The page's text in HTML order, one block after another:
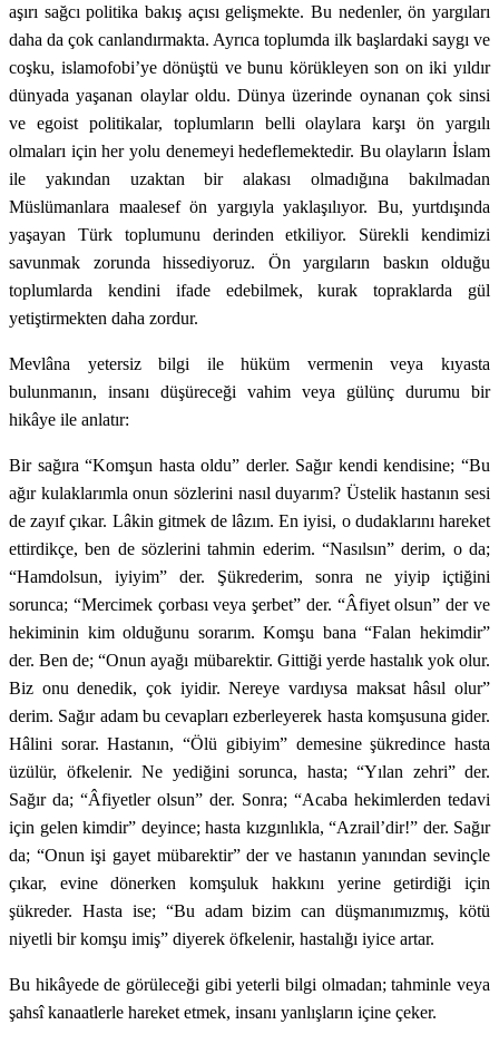
aşırı sağcı politika bakış açısı gelişmekte. Bu nedenler, ön yargıları
daha da çok canlandırmakta. Ayrıca toplumda ilk başlardaki saygı ve
coşku, islamofobi’ye dönüştü ve bunu körükleyen son on iki yıldır
dünyada yaşanan olaylar oldu. Dünya üzerinde oynanan çok sinsi
ve egoist politikalar, toplumların belli olaylara karşı ön yargılı
olmaları için her yolu denemeyi hedeflemektedir. Bu olayların İslam
ile yakından uzaktan bir alakası olmadığına bakılmadan
Müslümanlara maalesef ön yargıyla yaklaşılıyor. Bu, yurtdışında
yaşayan Türk toplumunu derinden etkiliyor. Sürekli kendimizi
savunmak zorunda hissediyoruz. Ön yargıların baskın olduğu
toplumlarda kendini ifade edebilmek, kurak topraklarda gül
yetiştirmekten daha zordur.
Mevlâna yetersiz bilgi ile hüküm vermenin veya kıyasta
bulunmanın, insanı düşüreceği vahim veya gülünç durumu bir
hikâye ile anlatır:
Bir sağıra “Komşun hasta oldu” derler. Sağır kendi kendisine; “Bu
ağır kulaklarımla onun sözlerini nasıl duyarım? Üstelik hastanın sesi
de zayıf çıkar. Lâkin gitmek de lâzım. En iyisi, o dudaklarını hareket
ettirdikçe, ben de sözlerini tahmin ederim. “Nasılsın” derim, o da;
“Hamdolsun, iyiyim” der. Şükrederim, sonra ne yiyip içtiğini
sorunca; “Mercimek çorbası veya şerbet” der. “Âfiyet olsun” der ve
hekiminin kim olduğunu sorarım. Komşu bana “Falan hekimdir”
der. Ben de; “Onun ayağı mübarektir. Gittiği yerde hastalık yok olur.
Biz onu denedik, çok iyidir. Nereye vardıysa maksat hâsıl olur”
derim. Sağır adam bu cevapları ezberleyerek hasta komşusuna gider.
Hâlini sorar. Hastanın, “Ölü gibiyim” demesine şükredince hasta
üzülür, öfkelenir. Ne yediğini sorunca, hasta; “Yılan zehri” der.
Sağır da; “Âfiyetler olsun” der. Sonra; “Acaba hekimlerden tedavi
için gelen kimdir” deyince; hasta kızgınlıkla, “Azrail’dir!” der. Sağır
da; “Onun işi gayet mübarektir” der ve hastanın yanından sevinçle
çıkar, evine dönerken komşuluk hakkını yerine getirdiği için
şükreder. Hasta ise; “Bu adam bizim can düşmanımızmış, kötü
niyetli bir komşu imiş” diyerek öfkelenir, hastalığı iyice artar.
Bu hikâyede de görüleceği gibi yeterli bilgi olmadan; tahminle veya
şahsî kanaatlerle hareket etmek, insanı yanlışların içine çeker.